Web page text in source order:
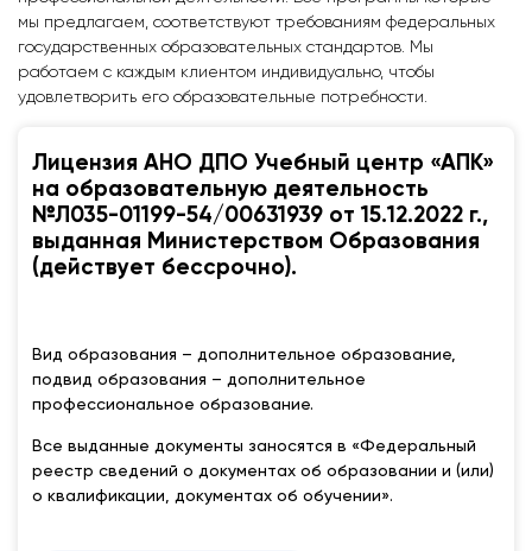
мы предлагаем, соответствуют требованиям федеральных
государственных образовательных стандартов. Мы
работаем с каждым клиентом индивидуально, чтобы
удовлетворить его образовательные потребности.
Лицензия АНО ДПО Учебный центр «АПК»
на образовательную деятельность
№Л035-01199-54/00631939 от 15.12.2022 г.,
выданная Министерством Образования
(действует бессрочно).
Вид образования – дополнительное образование,
подвид образования – дополнительное
профессиональное образование.
Все выданные документы заносятся в «Федеральный
реестр сведений о документах об образовании и (или)
о квалификации, документах об обучении».